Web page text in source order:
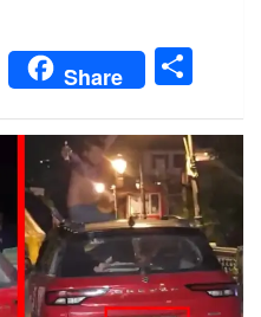
X Share
ar
e